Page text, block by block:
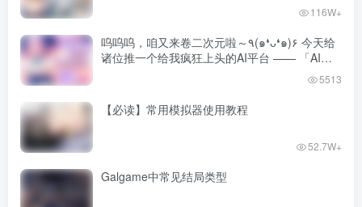
116W+
呜呜呜，咱又来卷二次元啦～٩(๑❛ᴗ❛๑)۶ 今天给
诸位推一个给我疯狂上头的AI平台 —— 「AI风
5513
【必读】常用模拟器使用教程
52.7W+
Galgame中常见结局类型